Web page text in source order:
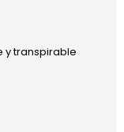
y transpirable